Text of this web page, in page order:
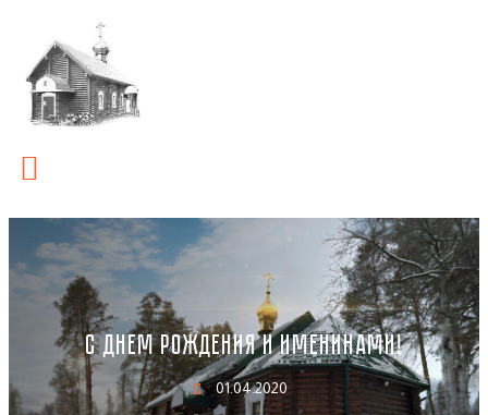
С ДНЕМ РОЖДЕНИЯ И ИМЕНИНАМИ!
01.04.2020